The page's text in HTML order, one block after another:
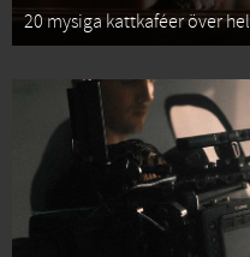
20 mysiga kattkaféer över